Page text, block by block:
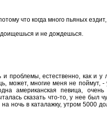
что когда много пьяных
доищешься и не дождешься.
и проблемы, естественно, как и
может, многие меня не поймут,
американская певица,
сказать что-то, у нее был
ночь в каталажку, утром 5000